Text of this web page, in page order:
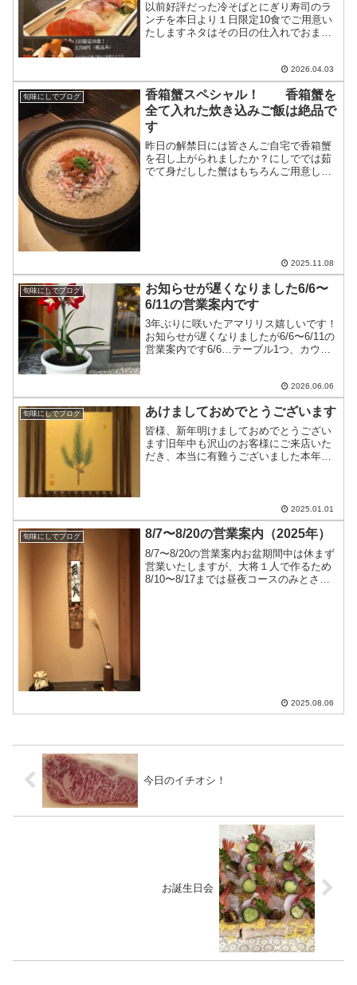
以前好評だった冷そばとにぎり寿司のラ
ンチを本日より１日限定10食でご用意い
たしますネタはその日の仕入れでおまか
2026.04.03
旬味にしでブログ
香箱蟹スペシャル！ 香箱蟹を
全て入れた炊き込みご飯は絶品で
す
昨日の解禁日には皆さんご自宅で香箱蟹
を召し上がられましたか？にしででは茹
でて身だしした蟹はもちろんご用意して
2025.11.08
旬味にしでブログ
お知らせが遅くなりました6/6〜
6/11の営業案内です
3年ぶりに咲いたアマリリス嬉しいです！
お知らせが遅くなりましたが6/6〜6/11の
営業案内です6/6…テーブル1つ、カウン
のご用意ができます6/9…十分にお席の...
2026.06.06
旬味にしでブログ あけましておめでとうございます
皆様、新年明けましておめでとうござい
ます旧年中も沢山のお客様にご来店いた
だき、本当に有難うございました本年も
2025.01.01
旬味にしでブログ 8/7〜8/20の営業案内（2025年）
8/7〜8/20の営業案内お盆期間中は休まず
営業いたしますが、大将１人で作るため
8/10〜8/17までは昼夜コースのみとさせ
2025.08.06
今日のイチオシ！
お誕生日会